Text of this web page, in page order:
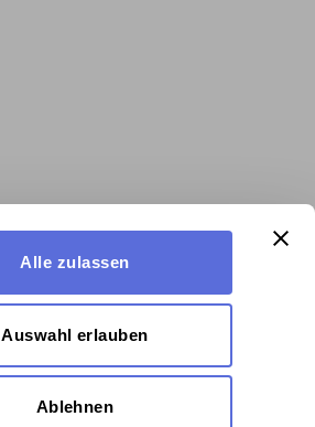
Alle zulassen
Auswahl erlauben
Ablehnen